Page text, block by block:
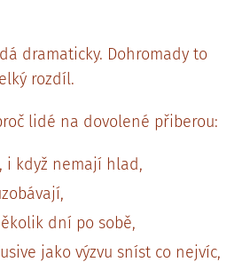
dramaticky. Dohromady to
rozdíl.
lidé na dovolené přiberou:
i když nemají hlad,
dní po sobě,
jako výzvu sníst co nejvíc,